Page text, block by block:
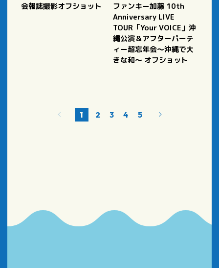
会報誌撮影オフショット
ファンキー加藤 10th
Anniversary LIVE
TOUR「Your VOICE」沖
縄公演＆アフターパーテ
ィー超忘年会～沖縄で大
きな和～ オフショット
1 2 3 4 5